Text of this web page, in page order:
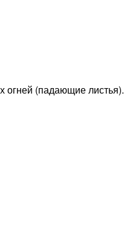
огней (падающие листья).